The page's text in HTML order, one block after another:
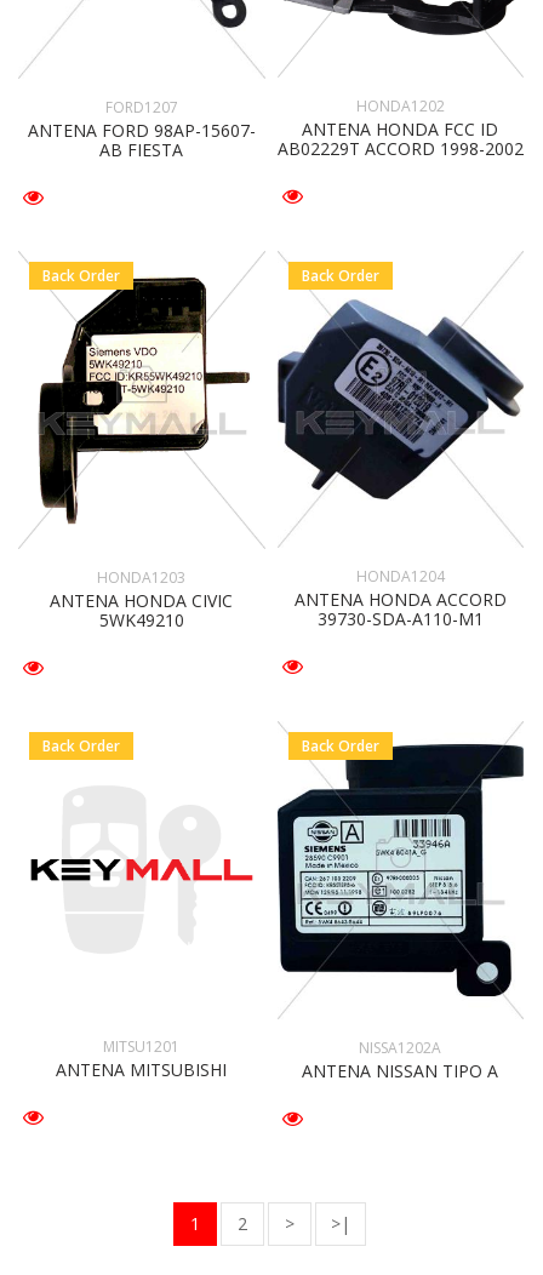
FORD1207
ANTENA FORD 98AP-15607-
AB FIESTA
HONDA1202
ANTENA HONDA FCC ID
AB02229T ACCORD 1998-2002
Back Order
HONDA1203
ANTENA HONDA CIVIC
5WK49210
Back Order
HONDA1204
ANTENA HONDA ACCORD
39730-SDA-A110-M1
Back Order
MITSU1201
ANTENA MITSUBISHI
Back Order
NISSA1202A
ANTENA NISSAN TIPO A
1 2 > >|